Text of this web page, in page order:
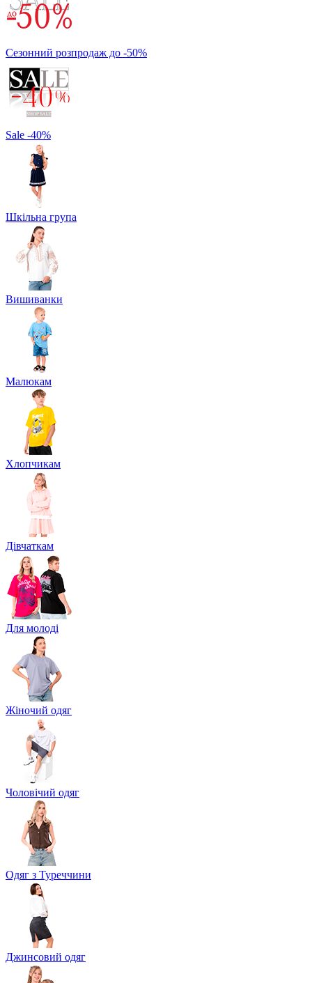
Сезонний розпродаж до -50%
Sale -40%
Шкільна група
Вишиванки
Малюкам
Хлопчикам
Дівчаткам
Для молоді
Жіночий одяг
Чоловічий одяг
Одяг з Туреччини
Джинсовий одяг